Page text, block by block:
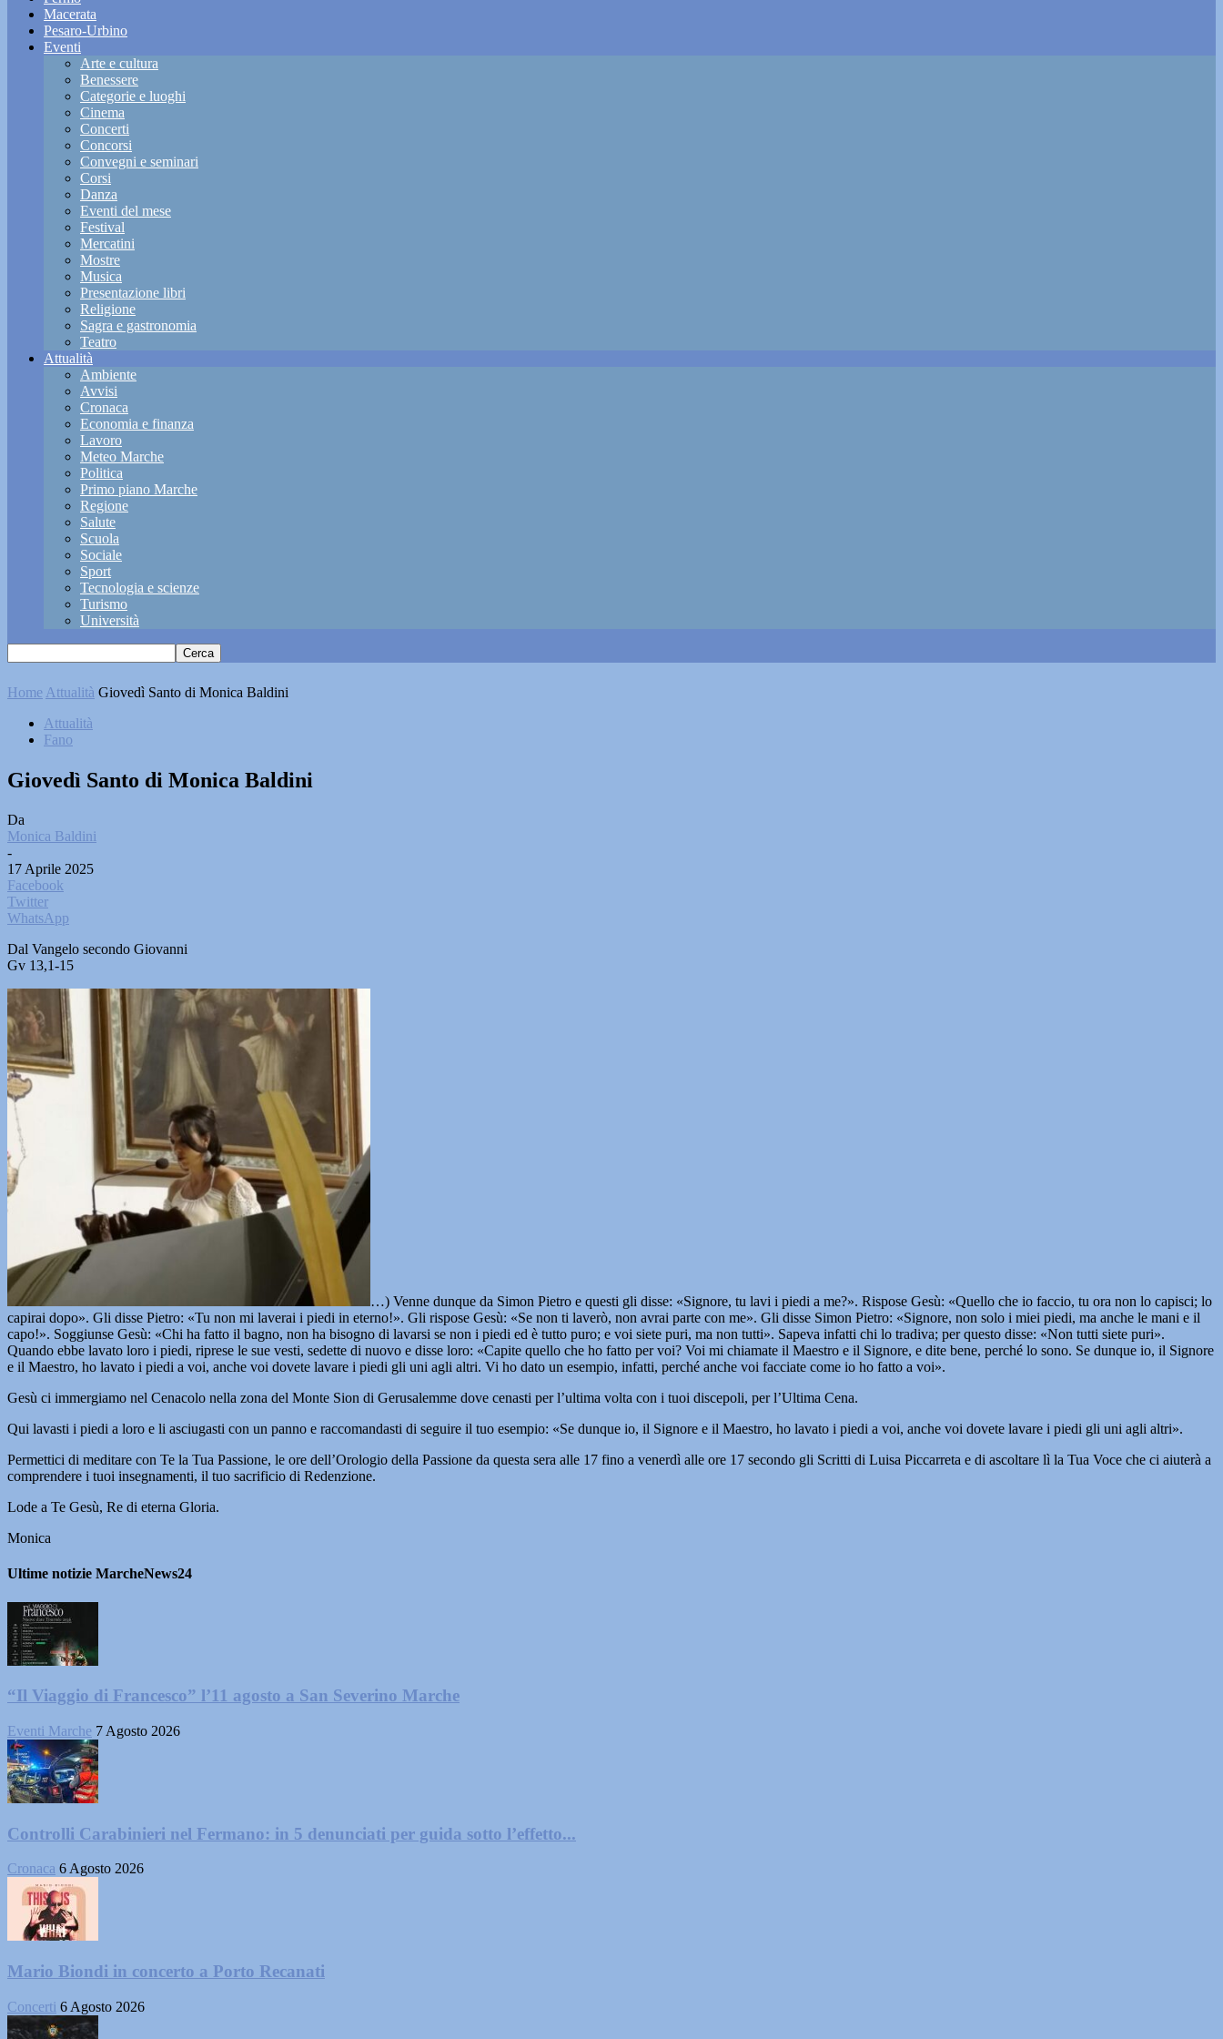
Macerata
Pesaro-Urbino
Eventi
Arte e cultura
Benessere
Categorie e luoghi
Cinema
Concerti
Concorsi
Convegni e seminari
Corsi
Danza
Eventi del mese
Festival
Mercatini
Mostre
Musica
Presentazione libri
Religione
Sagra e gastronomia
Teatro
Attualità
Ambiente
Avvisi
Cronaca
Economia e finanza
Lavoro
Meteo Marche
Politica
Primo piano Marche
Regione
Salute
Scuola
Sociale
Sport
Tecnologia e scienze
Turismo
Università
Home Attualità Giovedì Santo di Monica Baldini
Attualità
Fano
Giovedì Santo di Monica Baldini
Da
Monica Baldini
-
17 Aprile 2025
Facebook
Twitter
WhatsApp
Dal Vangelo secondo Giovanni
Gv 13,1-15
…) Venne dunque da Simon Pietro e questi gli disse: «Signore, tu lavi i piedi a me?». Rispose Gesù: «Quello che io faccio, tu ora non lo capisci; lo
capirai dopo». Gli disse Pietro: «Tu non mi laverai i piedi in eterno!». Gli rispose Gesù: «Se non ti laverò, non avrai parte con me». Gli disse Simon Pietro: «Signore, non solo i miei piedi, ma anche le mani e il
capo!». Soggiunse Gesù: «Chi ha fatto il bagno, non ha bisogno di lavarsi se non i piedi ed è tutto puro; e voi siete puri, ma non tutti». Sapeva infatti chi lo tradiva; per questo disse: «Non tutti siete puri».
Quando ebbe lavato loro i piedi, riprese le sue vesti, sedette di nuovo e disse loro: «Capite quello che ho fatto per voi? Voi mi chiamate il Maestro e il Signore, e dite bene, perché lo sono. Se dunque io, il Signore
e il Maestro, ho lavato i piedi a voi, anche voi dovete lavare i piedi gli uni agli altri. Vi ho dato un esempio, infatti, perché anche voi facciate come io ho fatto a voi».
Gesù ci immergiamo nel Cenacolo nella zona del Monte Sion di Gerusalemme dove cenasti per l’ultima volta con i tuoi discepoli, per l’Ultima Cena.
Qui lavasti i piedi a loro e li asciugasti con un panno e raccomandasti di seguire il tuo esempio: «Se dunque io, il Signore e il Maestro, ho lavato i piedi a voi, anche voi dovete lavare i piedi gli uni agli altri».
Permettici di meditare con Te la Tua Passione, le ore dell’Orologio della Passione da questa sera alle 17 fino a venerdì alle ore 17 secondo gli Scritti di Luisa Piccarreta e di ascoltare lì la Tua Voce che ci aiuterà a
comprendere i tuoi insegnamenti, il tuo sacrificio di Redenzione.
Lode a Te Gesù, Re di eterna Gloria.
Monica
Ultime notizie MarcheNews24
“Il Viaggio di Francesco” l’11 agosto a San Severino Marche
Eventi Marche 7 Agosto 2026
Controlli Carabinieri nel Fermano: in 5 denunciati per guida sotto l’effetto...
Cronaca 6 Agosto 2026
Mario Biondi in concerto a Porto Recanati
Concerti 6 Agosto 2026